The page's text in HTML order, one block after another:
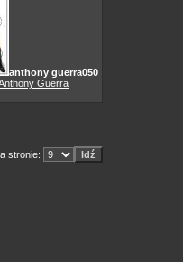
anthony guerra050
Guerra
stronie: